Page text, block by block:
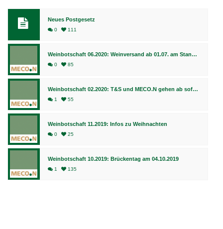
Neues Postgesetz
0 111
Weinbotschaft 06.2020: Weinversand ab 01.07. am Standort Bingen, Fulfillment weiterhin in Bad Kreuznach
0 85
Weinbotschaft 02.2020: T&S und MECO.N gehen ab sofort gemeinsame Wege
1 55
Weinbotschaft 11.2019: Infos zu Weihnachten
0 25
Weinbotschaft 10.2019: Brückentag am 04.10.2019
1 135